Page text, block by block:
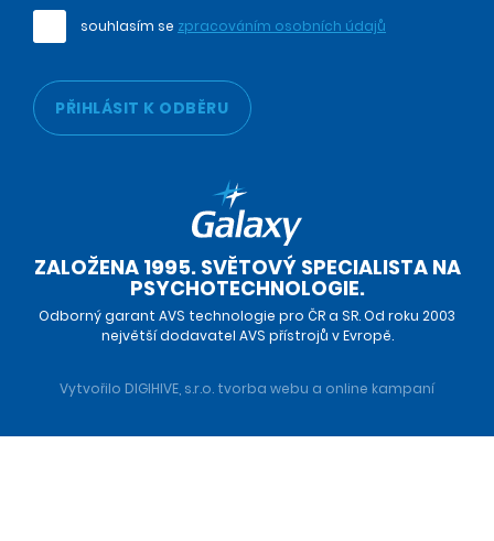
souhlasím se zpracováním osobních údajů
PŘIHLÁSIT K ODBĚRU
ZALOŽENA 1995. SVĚTOVÝ SPECIALISTA NA
PSYCHOTECHNOLOGIE.
Odborný garant AVS technologie pro ČR a SR. Od roku 2003
největší dodavatel AVS přístrojů v Evropě.
Vytvořilo DIGIHIVE, s.r.o. tvorba webu a online kampaní